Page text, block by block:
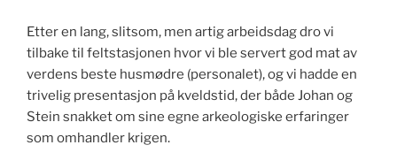
Etter en lang, slitsom, men artig arbeidsdag dro vi
tilbake til feltstasjonen hvor vi ble servert god mat av
verdens beste husmødre (personalet), og vi hadde en
trivelig presentasjon på kveldstid, der både Johan og
Stein snakket om sine egne arkeologiske erfaringer
som omhandler krigen.